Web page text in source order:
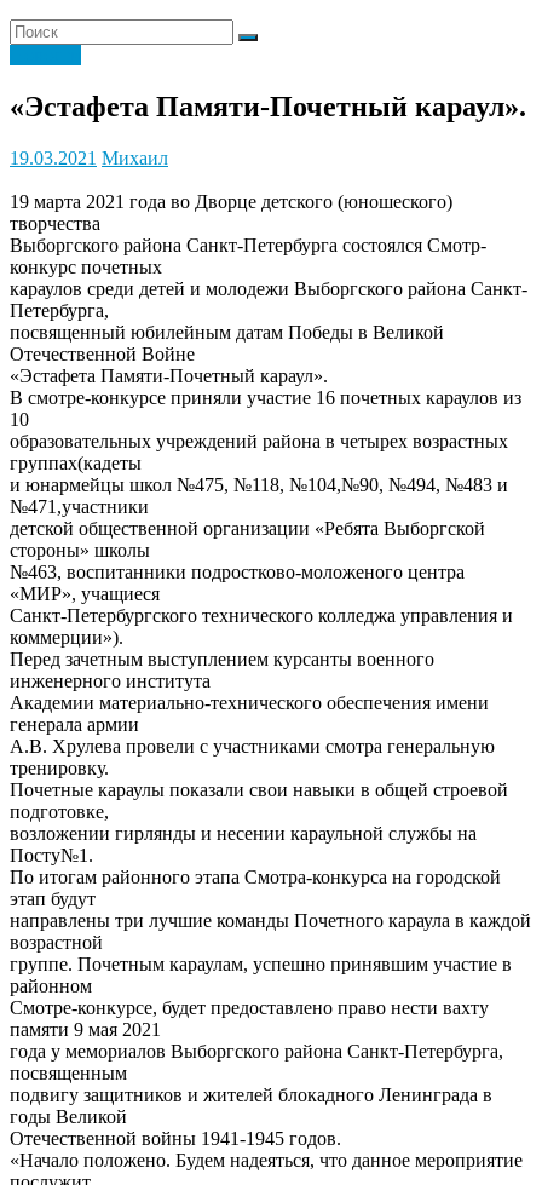
«Эстафета Памяти-Почетный караул».
19.03.2021 Михаил
19 марта 2021 года во Дворце детского (юношеского)
творчества
Выборгского района Санкт-Петербурга состоялся Смотр-
конкурс почетных
караулов среди детей и молодежи Выборгского района Санкт-
Петербурга,
посвященный юбилейным датам Победы в Великой
Отечественной Войне
«Эстафета Памяти-Почетный караул».
В смотре-конкурсе приняли участие 16 почетных караулов из
10
образовательных учреждений района в четырех возрастных
группах(кадеты
и юнармейцы школ №475, №118, №104,№90, №494, №483 и
№471,участники
детской общественной организации «Ребята Выборгской
стороны» школы
№463, воспитанники подростково-моложеного центра
«МИР», учащиеся
Санкт-Петербургского технического колледжа управления и
коммерции»).
Перед зачетным выступлением курсанты военного
инженерного института
Академии материально-технического обеспечения имени
генерала армии
А.В. Хрулева провели с участниками смотра генеральную
тренировку.
Почетные караулы показали свои навыки в общей строевой
подготовке,
возложении гирлянды и несении караульной службы на
Посту№1.
По итогам районного этапа Смотра-конкурса на городской
этап будут
направлены три лучшие команды Почетного караула в каждой
возрастной
группе. Почетным караулам, успешно принявшим участие в
районном
Смотре-конкурсе, будет предоставлено право нести вахту
памяти 9 мая 2021
года у мемориалов Выборгского района Санкт-Петербурга,
посвященным
подвигу защитников и жителей блокадного Ленинграда в
годы Великой
Отечественной войны 1941-1945 годов.
«Начало положено. Будем надеяться, что данное мероприятие